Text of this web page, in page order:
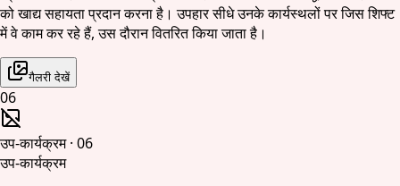
को खाद्य सहायता प्रदान करना है। उपहार सीधे उनके कार्यस्थलों पर जिस शिफ्ट
में वे काम कर रहे हैं, उस दौरान वितरित किया जाता है।
गैलरी देखें
06
उप-कार्यक्रम· 06
उप-कार्यक्रम